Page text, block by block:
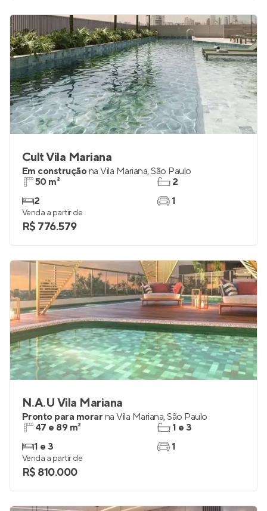
Cult Vila Mariana
Em construçãona Vila Mariana,São Paulo
50 m²
2
2
1
Venda a partir de
R$ 776.579
N.A.U Vila Mariana
Pronto para morar na Vila Mariana,São Paulo
47 e 89 m²
1 e 3
1 e 3
1
Venda a partir de
R$ 810.000